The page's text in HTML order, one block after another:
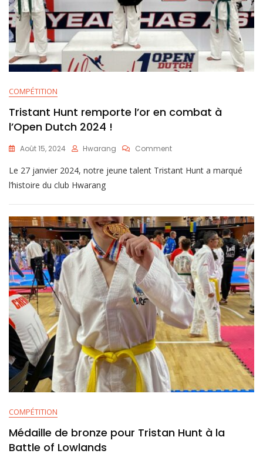
COMPÉTITION
Tristant Hunt remporte l’or en combat à
l’Open Dutch 2024 !
Août 15, 2024 Hwarang Comment
Le 27 janvier 2024, notre jeune talent Tristant Hunt a marqué
l’histoire du club Hwarang
COMPÉTITION
Médaille de bronze pour Tristan Hunt à la
Battle of Lowlands